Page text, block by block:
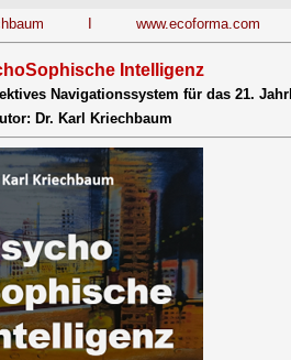
I www.ecoforma.com
Intelligenz
Navigationssystem für das 21.
Dr. Karl Kriechbaum